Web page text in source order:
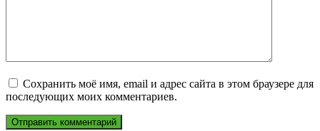
Сохранить моё имя, email и адрес сайта в этом браузере для
последующих моих комментариев.